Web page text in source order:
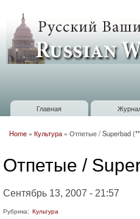
Russian
Washington
Baltimore
Главное меню
Главная
Home » Культура » Отпетые / Superbad
Отпетые /
Сентябрь 13, 2007 - 21:57
Рубрика: Культура